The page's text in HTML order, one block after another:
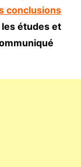
conclusions
études et